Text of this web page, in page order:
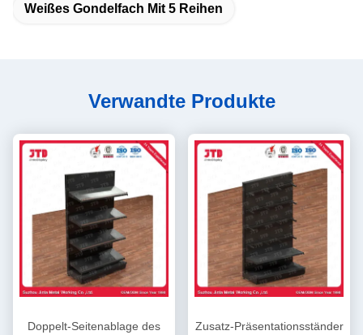
Weißes Gondelfach Mit 5 Reihen
Verwandte Produkte
Doppelt-Seitenablage des
Zusatz-Präsentationsständer